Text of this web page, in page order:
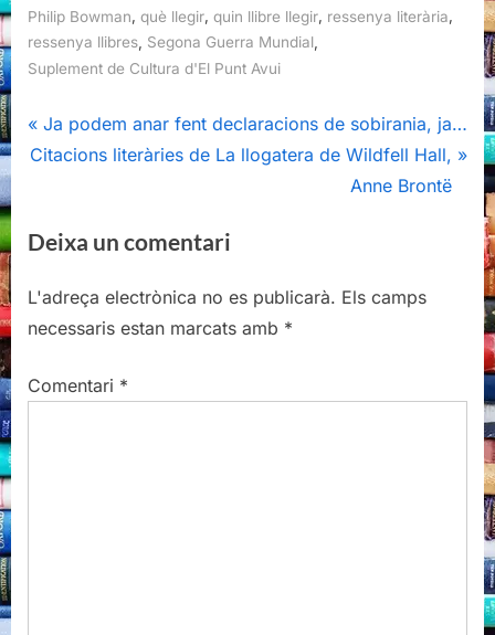
Philip Bowman què llegir quin llibre llegir ressenya literària
ressenya llibres Segona Guerra Mundial
Suplement de Cultura d'El Punt Avui
Navegació
P
r
i
u
s
o
Ja podem anar fent declaracions de sobirania, ja…
N
t
o
s
:
Citacions literàries de La llogatera de Wildfell Hall,
Anne Brontë
Deixa un comentari
L'adreça electrònica no es publicarà. Els camps
necessaris estan marcats amb *
Comentari *